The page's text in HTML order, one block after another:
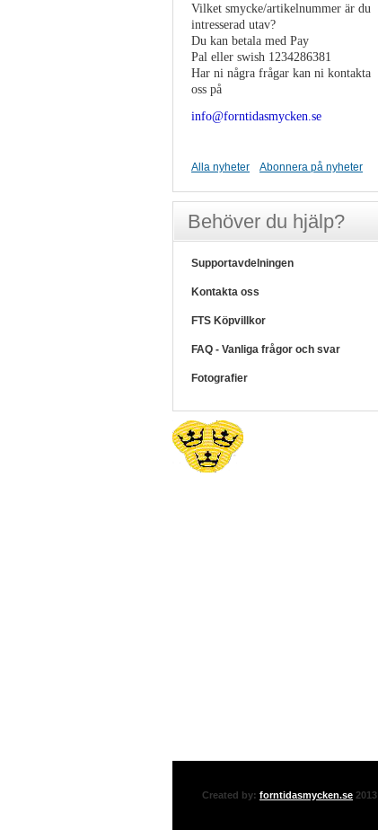
Vilket smycke/artikelnummer är du
intresserad utav?
Du kan betala med Pay
Pal eller swish 1234286381
Har ni några frågar kan ni kontakta
oss på
info@forntidasmycken.se
Alla nyheter Abonnera på nyheter
Behöver du hjälp?
Supportavdelningen
Kontakta oss
FTS Köpvillkor
FAQ - Vanliga frågor och svar
Fotografier
Created by: forntidasmycken.se 2013